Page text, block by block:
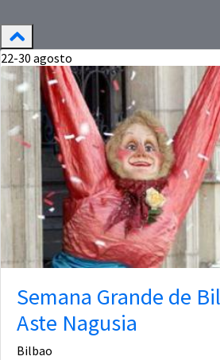
22-30 agosto
Semana Grande de
Aste Nagusia
Bilbao